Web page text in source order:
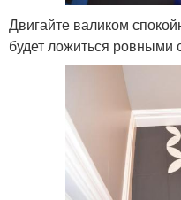
Двигайте валиком
будет ложиться ровными